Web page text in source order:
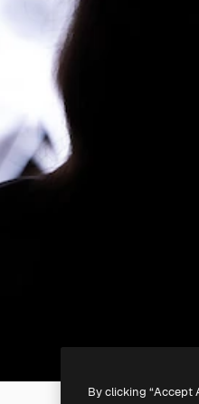
By clicking “Accept